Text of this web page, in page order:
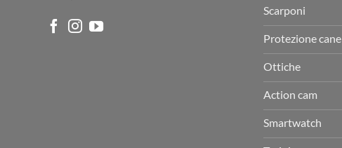
Scarponi
Protezione cane
Ottiche
Action cam
Smartwatch